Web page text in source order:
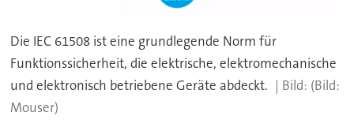
Die IEC 61508 ist eine grundlegende Norm für
Funktionssicherheit, die elektrische, elektromechanische
und elektronisch betriebene Geräte abdeckt.
(Bild:
Mouser)